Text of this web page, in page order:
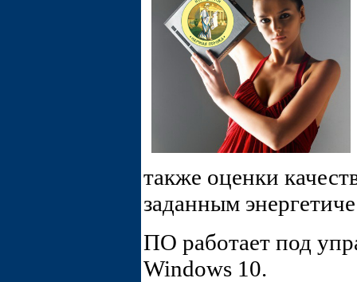
также оценки
заданным
ПО работает под
Windows 10.